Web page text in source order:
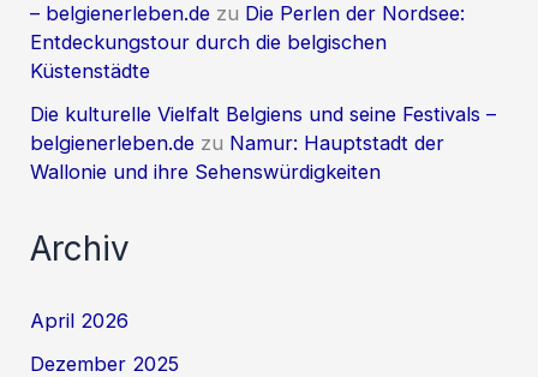
– belgienerleben.de zu Die Perlen der Nordsee:
Entdeckungstour durch die belgischen
Küstenstädte
Die kulturelle Vielfalt Belgiens und seine Festivals –
belgienerleben.de zu Namur: Hauptstadt der
Wallonie und ihre Sehenswürdigkeiten
Archiv
April 2026
Dezember 2025